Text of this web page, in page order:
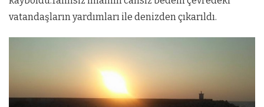
vatandaşların yardımları ile denizden çıkarıldı.